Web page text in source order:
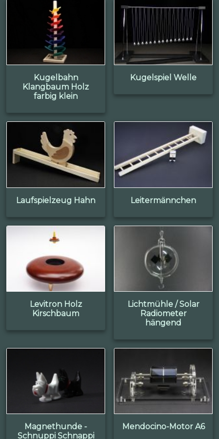
Kugelbahn
Klangbaum Holz
farbig klein
Kugelspiel Welle
Laufspielzeug Hahn Leitermännchen
Levitron Holz
Kirschbaum
Lichtmühle / Solar
Radiometer
hängend
Magnethunde -
Schnuppi Schnappi
Mendocino-Motor A6